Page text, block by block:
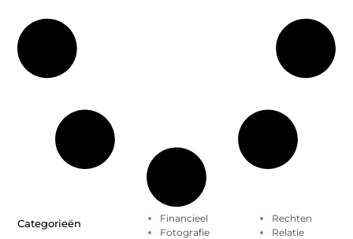
Categorieën
Financieel
Fotografie
Rechten
Relatie